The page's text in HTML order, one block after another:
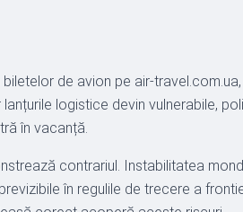
de avion pe air-
logistice devin vulnerabile,
în vacanță.
contrariul. Instabilitatea
în regulile de trecere a